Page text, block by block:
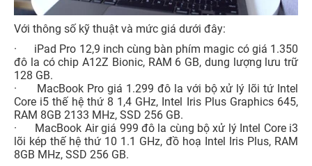
Với thông số kỹ thuật và mức giá dưới đây:
· iPad Pro 12,9 inch cùng bàn phím magic có giá 1.350
đô la có chip A12Z Bionic, RAM 6 GB, dung lượng lưu trữ
128 GB.
· MacBook Pro giá 1.299 đô la với bộ xử lý lõi tứ Intel
Core i5 thế hệ thứ 8 1,4 GHz, Intel Iris Plus Graphics 645,
RAM 8GB 2133 MHz, SSD 256 GB.
· MacBook Air giá 999 đô la cùng bộ xử lý Intel Core i3
lõi kép thế hệ thứ 10 1.1 GHz, đồ hoạ Intel Iris Plus, RAM
8GB MHz, SSD 256 GB.